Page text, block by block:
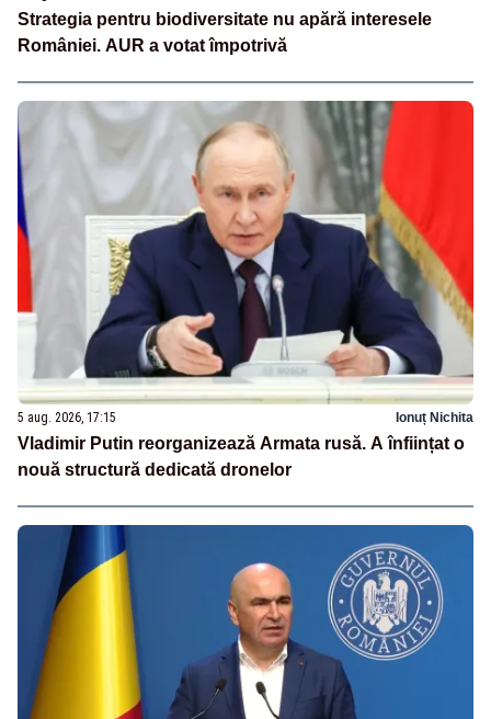
Strategia pentru biodiversitate nu apără interesele
României. AUR a votat împotrivă
5 aug. 2026, 17:15 Ionuț Nichita
Vladimir Putin reorganizează Armata rusă. A înființat o
nouă structură dedicată dronelor